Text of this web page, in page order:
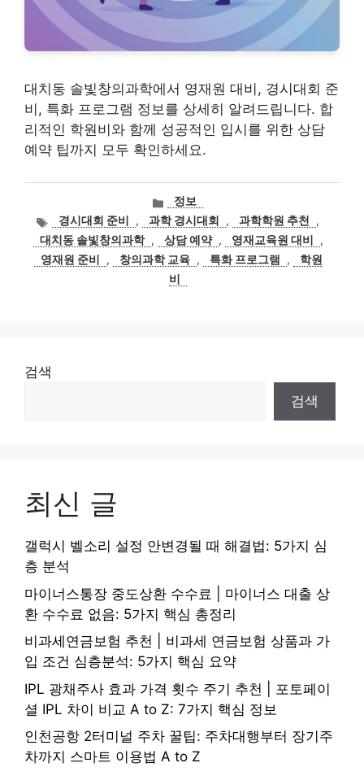
대치동 솔빛창의과학에서 영재원 대비, 경시대회 준
비, 특화 프로그램 정보를 상세히 알려드립니다. 합
리적인 학원비와 함께 성공적인 입시를 위한 상담
예약 팁까지 모두 확인하세요.
카
테
고
리
정보
태
그
경시대회 준비 , 과학 경시대회 , 과학학원 추천
,
대치동 솔빛창의과학 , 상담 예약 , 영재교육원 대비
,
영재원 준비
, 창의과학 교육 , 특화 프로그램 ,
학원
비
검색
검색
최신 글
갤럭시 벨소리 설정 안변경될 때 해결법: 5가지 심
층 분석
마이너스통장 중도상환 수수료 | 마이너스 대출 상
환 수수료 없음: 5가지 핵심 총정리
비과세연금보험 추천 | 비과세 연금보험 상품과 가
입 조건 심층분석: 5가지 핵심 요약
IPL 광채주사 효과 가격 횟수 주기 추천 | 포토페이
셜 IPL 차이 비교 A to Z: 7가지 핵심 정보
인천공항 2터미널 주차 꿀팁: 주차대행부터 장기주
차까지 스마트 이용법 A to Z